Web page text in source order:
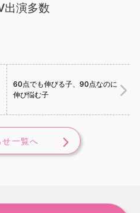
出演多数
60点でも伸びる子、90点なのに
伸び悩む子
せ一覧へ